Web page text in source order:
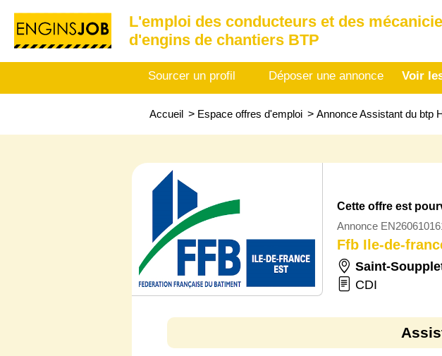
L'emploi des conducteurs et des
d'engins de chantiers BTP
Sourcer un profil Déposer une annonce Voir
Accueil > Espace offres d'emploi > Annonce Assistant du btp
Cette offre est
Annonce
Ffb Ile-de-
Saint-
CDI